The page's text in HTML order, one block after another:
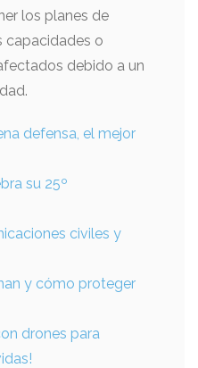
los planes de
capacidades o
debido a un
defensa, el mejor
su 25º
civiles y
y cómo proteger
drones para